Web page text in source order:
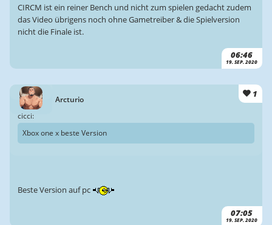
06:46
19. SEP. 2020
CIRCM ist ein reiner Bench und nicht zum spielen gedacht zudem
das Video übrigens noch ohne Gametreiber & die Spielversion
nicht die Finale ist.
Arcturio
1
07:05
19. SEP. 2020
cicci:
Xbox one x beste Version
Beste Version auf pc